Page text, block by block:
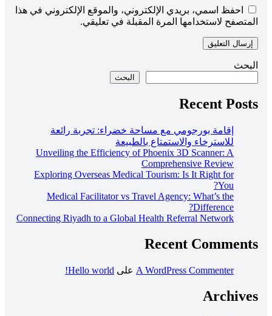
احفظ اسمي، بريدي الإلكتروني، والموقع الإلكتروني في هذا
المتصفح لاستخدامها المرة المقبلة في تعليقي.
البحث
البحث
Recent Posts
إقامة بورجومي مع مساحة خضراء: تجربة رائعة
للاسترخاء والاستمتاع بالطبيعة
Unveiling the Efficiency of Phoenix 3D Scanner: A
Comprehensive Review
Exploring Overseas Medical Tourism: Is It Right for
You?
Medical Facilitator vs Travel Agency: What’s the
Difference?
Connecting Riyadh to a Global Health Referral Network
Recent Comments
A WordPress Commenter على Hello world!
Archives